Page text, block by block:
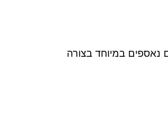
נאספים במיוחד בצורה